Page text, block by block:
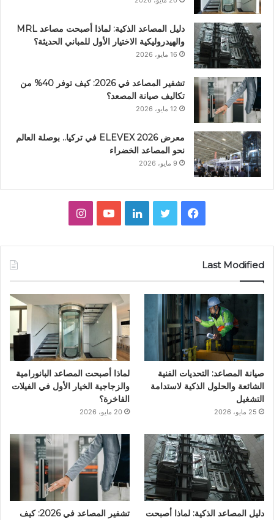
دليل المصاعد الذكية: لماذا أصبحت مصاعد MRL
والهيدروليكية الاختيار الأول للمباني الحديثة؟
16 مايو، 2026
تشفير المصاعد في 2026: كيف توفر 40% من
تكاليف صيانة المصعد؟
12 مايو، 2026
معرض ELEVEX 2026 في تركيا.. بوصلة العالم
نحو المصاعد الخضراء
9 مايو، 2026
و
ك
ر
د
إ
ن
و
ق
ر
ا
م
Last Modified
صيانة المصاعد: التحديات الفنية
الشائعة والحلول الذكية لاستدامة
التشغيل
25 مايو، 2026
لماذا أصبحت المصاعد البانورامية
والزجاجية الخيار الأول في الفيلات
الفاخرة؟
20 مايو، 2026
دليل المصاعد الذكية: لماذا أصبحت
تشفير المصاعد في 2026: كيف